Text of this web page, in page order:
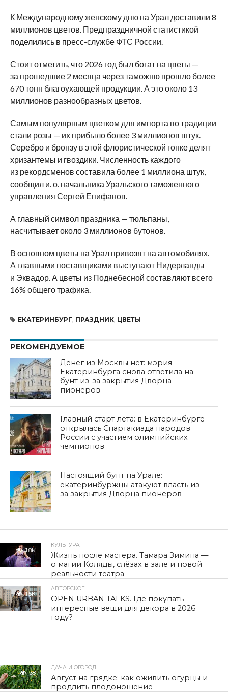
К Международному женскому дню на Урал доставили 8
миллионов цветов. Предпраздничной статистикой
поделились в пресс-службе ФТС России.
Стоит отметить, что 2026 год был богат на цветы —
за прошедшие 2 месяца через таможню прошло более
670 тонн благоухающей продукции. А это около 13
миллионов разнообразных цветов.
Самым популярным цветком для импорта по традиции
стали розы — их прибыло более 3 миллионов штук.
Серебро и бронзу в этой флористической гонке делят
хризантемы и гвоздики. Численность каждого
из рекордсменов составила более 1 миллиона штук,
сообщил и. о. начальника Уральского таможенного
управления Сергей Епифанов.
А главный символ праздника — тюльпаны,
насчитывает около 3 миллионов бутонов.
В основном цветы на Урал привозят на автомобилях.
А главными поставщиками выступают Нидерланды
и Эквадор. А цветы из Поднебесной составляют всего
16% общего трафика.
ЕКАТЕРИНБУРГ ПРАЗДНИК, ЦВЕТЫ
РЕКОМЕНДУЕМОЕ
Денег из Москвы нет: мэрия
Екатеринбурга снова ответила на
бунт из-за закрытия Дворца
пионеров
Главный старт лета: в Екатеринбурге
открылась Спартакиада народов
России с участием олимпийских
чемпионов
Настоящий бунт на Урале:
екатеринбуржцы атакуют власть из-
за закрытия Дворца пионеров
1.8K
КУЛЬТУРА
Жизнь после мастера. Тамара Зимина —
о магии Коляды, слёзах в зале и новой
реальности театра
1.5K
АВТОРСКОЕ
OPEN URBAN TALKS. Где покупать
интересные вещи для декора в 2026
году?
38
ДАЧА И ОГОРОД
Август на грядке: как оживить огурцы и
продлить плодоношение